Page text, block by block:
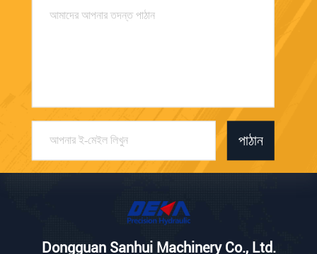
পাঠান
Dongguan Sanhui Machinery Co., Ltd.